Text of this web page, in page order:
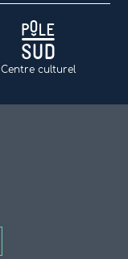
Centre culturel